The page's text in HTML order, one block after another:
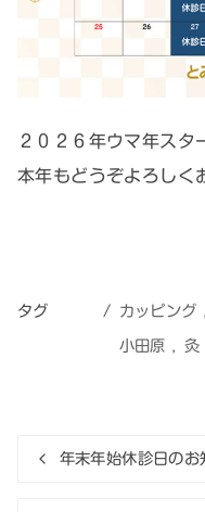
２０２６年ウマ年ス
本年もどうぞよろしく
タグ カッピング
小田原 灸
年末年始休診日のお